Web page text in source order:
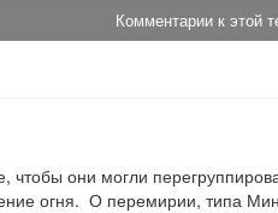
Комментарии к этой
они могли